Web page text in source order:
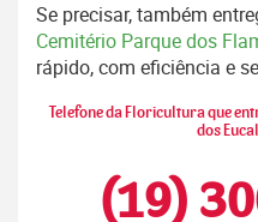
Se precisar, também
Cemitério Parque dos
rápido, com eficiência e
Telefone da Floricultura que
dos
(19)